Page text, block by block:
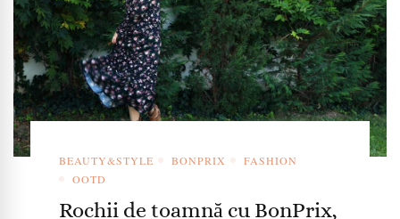
BEAUTY&STYLE BONPRIX
FASHION
OOTD
Rochii de toamnă cu BonPrix,